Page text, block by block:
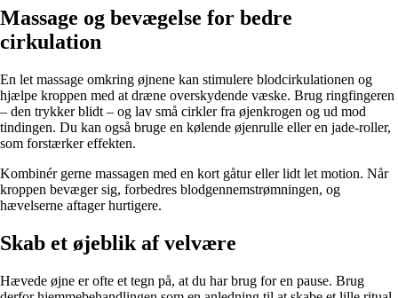
Massage og bevægelse for bedre
cirkulation
En let massage omkring øjnene kan stimulere blodcirkulationen og
hjælpe kroppen med at dræne overskydende væske. Brug ringfingeren
– den trykker blidt – og lav små cirkler fra øjenkrogen og ud mod
tindingen. Du kan også bruge en kølende øjenrulle eller en jade-roller,
som forstærker effekten.
Kombinér gerne massagen med en kort gåtur eller lidt let motion. Når
kroppen bevæger sig, forbedres blodgennemstrømningen, og
hævelserne aftager hurtigere.
Skab et øjeblik af velvære
Hævede øjne er ofte et tegn på, at du har brug for en pause. Brug